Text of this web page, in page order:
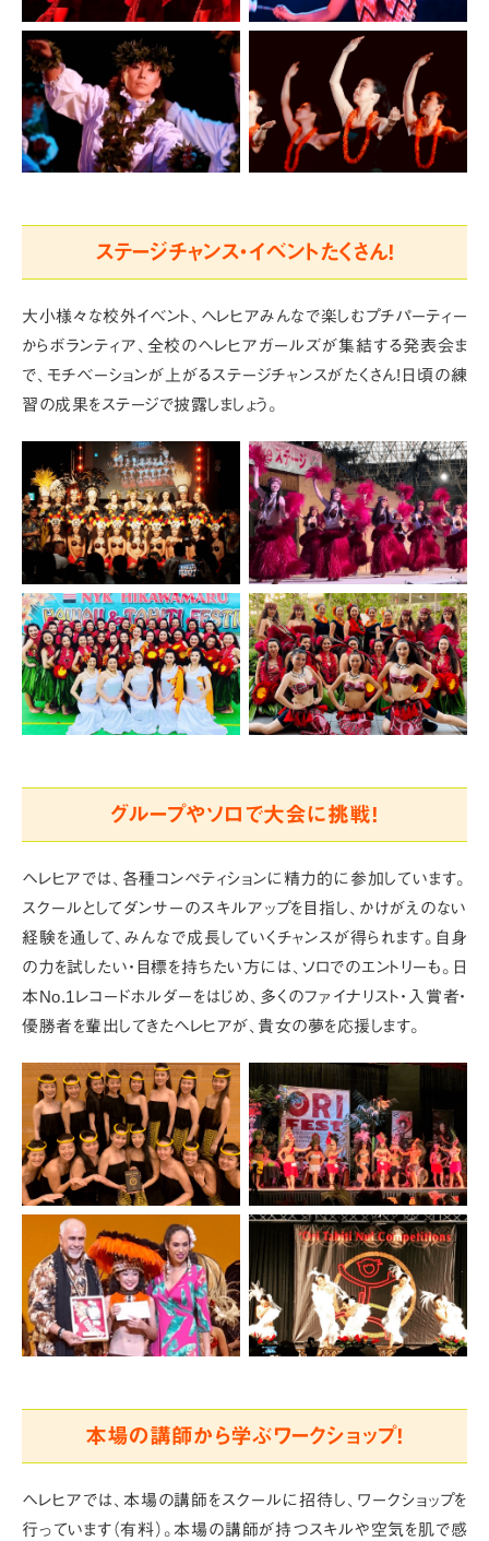
ステージチャンス・イベントたくさん!
大小様々な校外イベント、ヘレヒアみんなで楽しむプチパーティー
からボランティア、全校のヘレヒアガールズが集結する発表会ま
で、 モチベーションが上がるステージチャンスがたくさん!日頃の練
習の成果をステージで披露しましょう。
グループやソロで大会に挑戦!
ヘレヒアでは、各種コンペティションに精力的に参加しています。
スクールとしてダンサーのスキルアップを目指し、かけがえのない
経験を通して、みんなで成長していくチャンスが得られます。 自身
の力を試したい・目標を持ちたい方には、ソロでのエントリーも。 日
本No.1レコードホルダーをはじめ、多くのファイナリスト・入賞者・
優勝者を輩出してきたヘレヒアが、貴女の夢を応援します。
本場の講師から学ぶワークショップ!
ヘレヒアでは、本場の講師をスクールに招待し、ワークショップを
行っています（有料）。 本場の講師が持つスキルや空気を肌で感